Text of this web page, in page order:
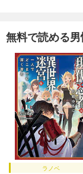
無料で読める
ラノベ